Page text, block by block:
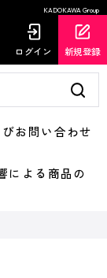
KADOKAWA Group
ログイン 新規登録
お問い合わせ
よる商品の